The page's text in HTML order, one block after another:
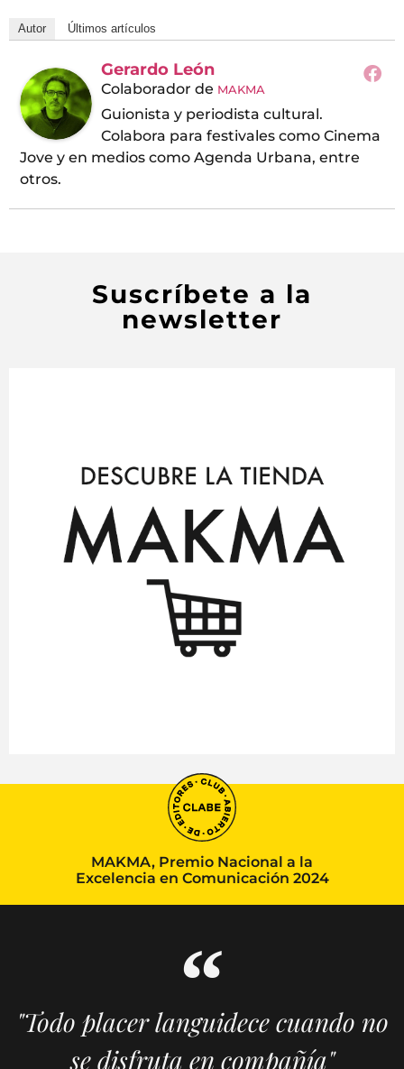
Autor Últimos artículos
Gerardo León
Colaborador de MAKMA
Guionista y periodista cultural.
Colabora para festivales como Cinema
Jove y en medios como Agenda Urbana, entre
otros.
Suscríbete a la
newsletter
MAKMA, Premio Nacional a la
Excelencia en Comunicación 2024
"Todo placer languidece cuando no
se disfruta en compañía"